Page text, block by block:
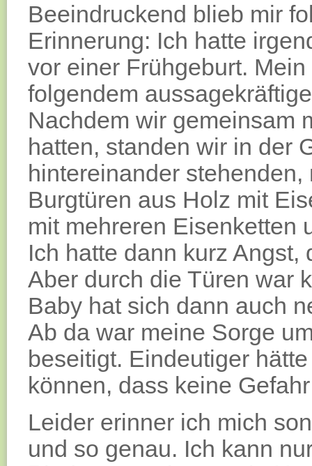
Beeindruckend blieb mir
Erinnerung: Ich hatte
vor einer Frühgeburt.
folgendem
Nachdem wir gemeinsam
hatten, standen wir in der
hintereinander
Burgtüren aus Holz mit
mit mehreren Eisenketten
Ich hatte dann kurz
Aber durch die Türen war
Baby hat sich dann auch
Ab da war meine Sorge
beseitigt. Eindeutiger
können, dass keine
Leider erinner ich mich
und so genau. Ich kann